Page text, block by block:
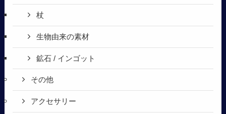
杖
生物由来の素材
鉱石 / インゴット
その他
アクセサリー